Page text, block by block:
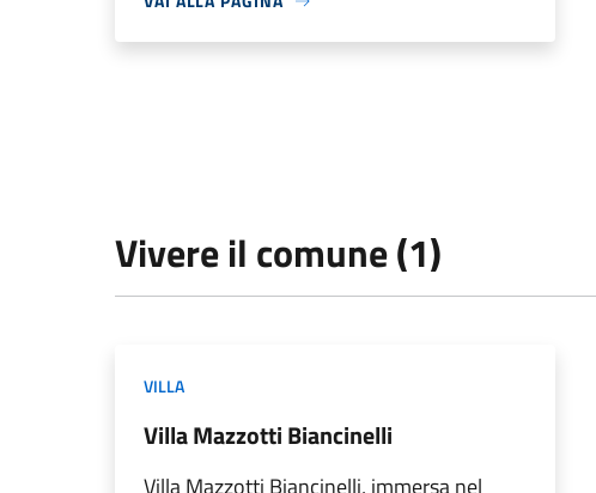
Vivere il comune (1)
VILLA
Villa Mazzotti Biancinelli